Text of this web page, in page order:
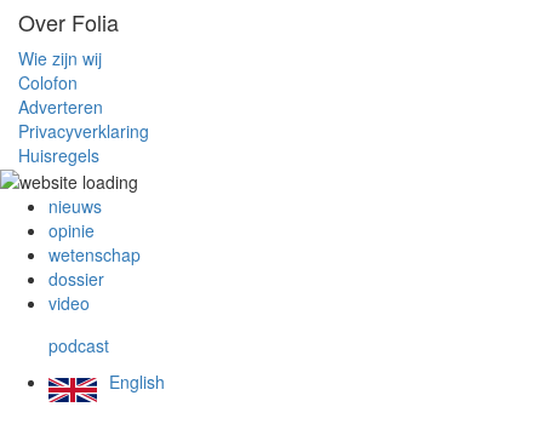
Over Folia
Wie zijn wij
Colofon
Adverteren
Privacyverklaring
Huisregels
nieuws
opinie
wetenschap
dossier
video
podcast
English